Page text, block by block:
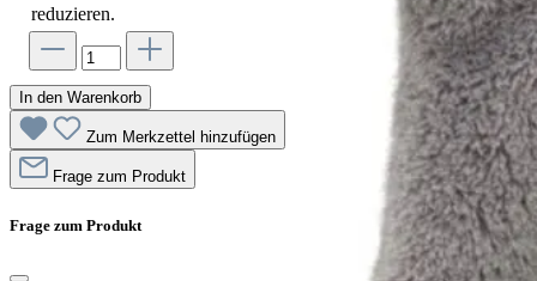
reduzieren.
In den Warenkorb
Zum Merkzettel hinzufügen
Frage zum Produkt
Frage zum Produkt